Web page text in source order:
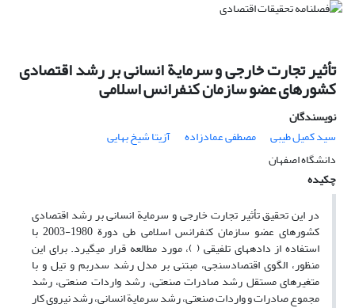
تأثیر تجارت خارجی و سرمایة انسانی بر رشد اقتصادی
کشورهای عضو سازمان کنفرانس اسلامی
نویسندگان
سید کمیل طیبی
مصطفی عمادزاده
آزیتا شیخ بهایی
دانشگاه اصفهان
چکیده
در این تحقیق تأثیر تجارت خارجی و سرمایة انسانی بر رشد اقتصادی
کشورهای عضو سازمان کنفرانس اسلامی طی دورة 1980-2003 با
استفاده از داده‎های تلفیقی ( )، مورد مطالعه قرار می‎گیرد. برای این
منظور، الگوی اقتصادسنجی، مبتنی بر مدل رشد سدربم و تیل و با
متغیرهای مستقل رشد صادرات صنعتی، رشد واردات صنعتی، رشد
مجموع صادرات و واردات صنعتی، رشد سرمایة انسانی، رشد نیروی کار